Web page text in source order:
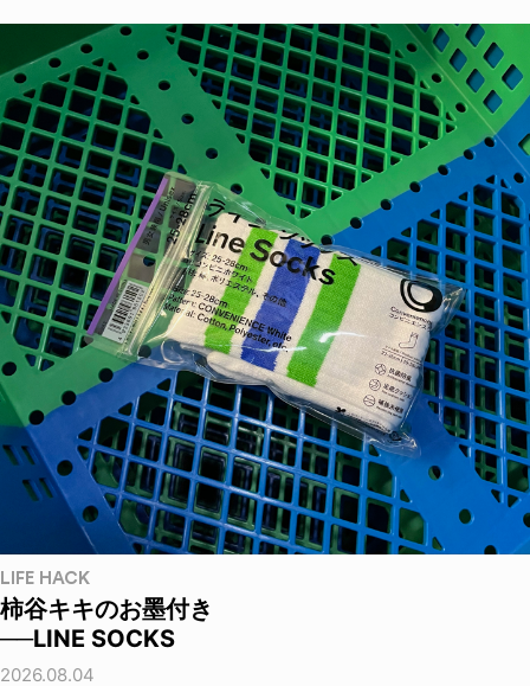
LIFE HACK
柿谷キキのお墨付き
──LINE SOCKS
2026.08.04